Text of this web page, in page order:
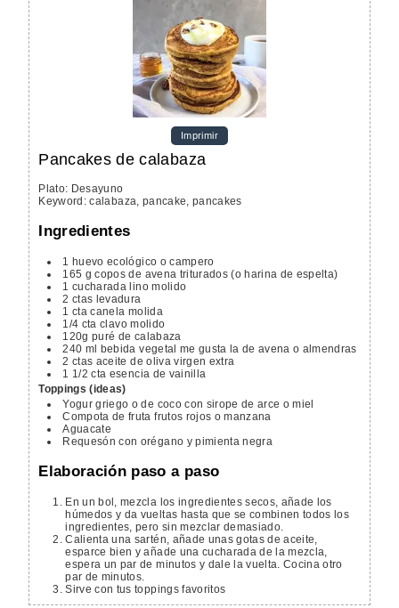
Imprimir
Pancakes de calabaza
Plato: Desayuno
Keyword: calabaza, pancake, pancakes
Ingredientes
1 huevo ecológico o campero
165 g copos de avena triturados (o harina de espelta)
1 cucharada lino molido
2 ctas levadura
1 cta canela molida
1/4 cta clavo molido
120g puré de calabaza
240 ml bebida vegetal me gusta la de avena o almendras
2 ctas aceite de oliva virgen extra
1 1/2 cta esencia de vainilla
Toppings (ideas)
Yogur griego o de coco con sirope de arce o miel
Compota de frutafrutos rojos o manzana
Aguacate
Requesón con orégano y pimienta negra
Elaboración paso a paso
En un bol, mezcla los ingredientes secos, añade los
húmedos y da vueltas hasta que se combinen todos los
ingredientes, pero sin mezclar demasiado.
Calienta una sartén, añade unas gotas de aceite,
esparce bien y añade una cucharada de la mezcla,
espera un par de minutos y dale la vuelta. Cocina otro
par de minutos.
Sirve con tus toppings favoritos